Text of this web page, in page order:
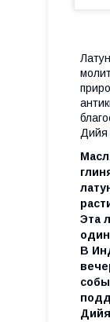
Дийя
Эта
В